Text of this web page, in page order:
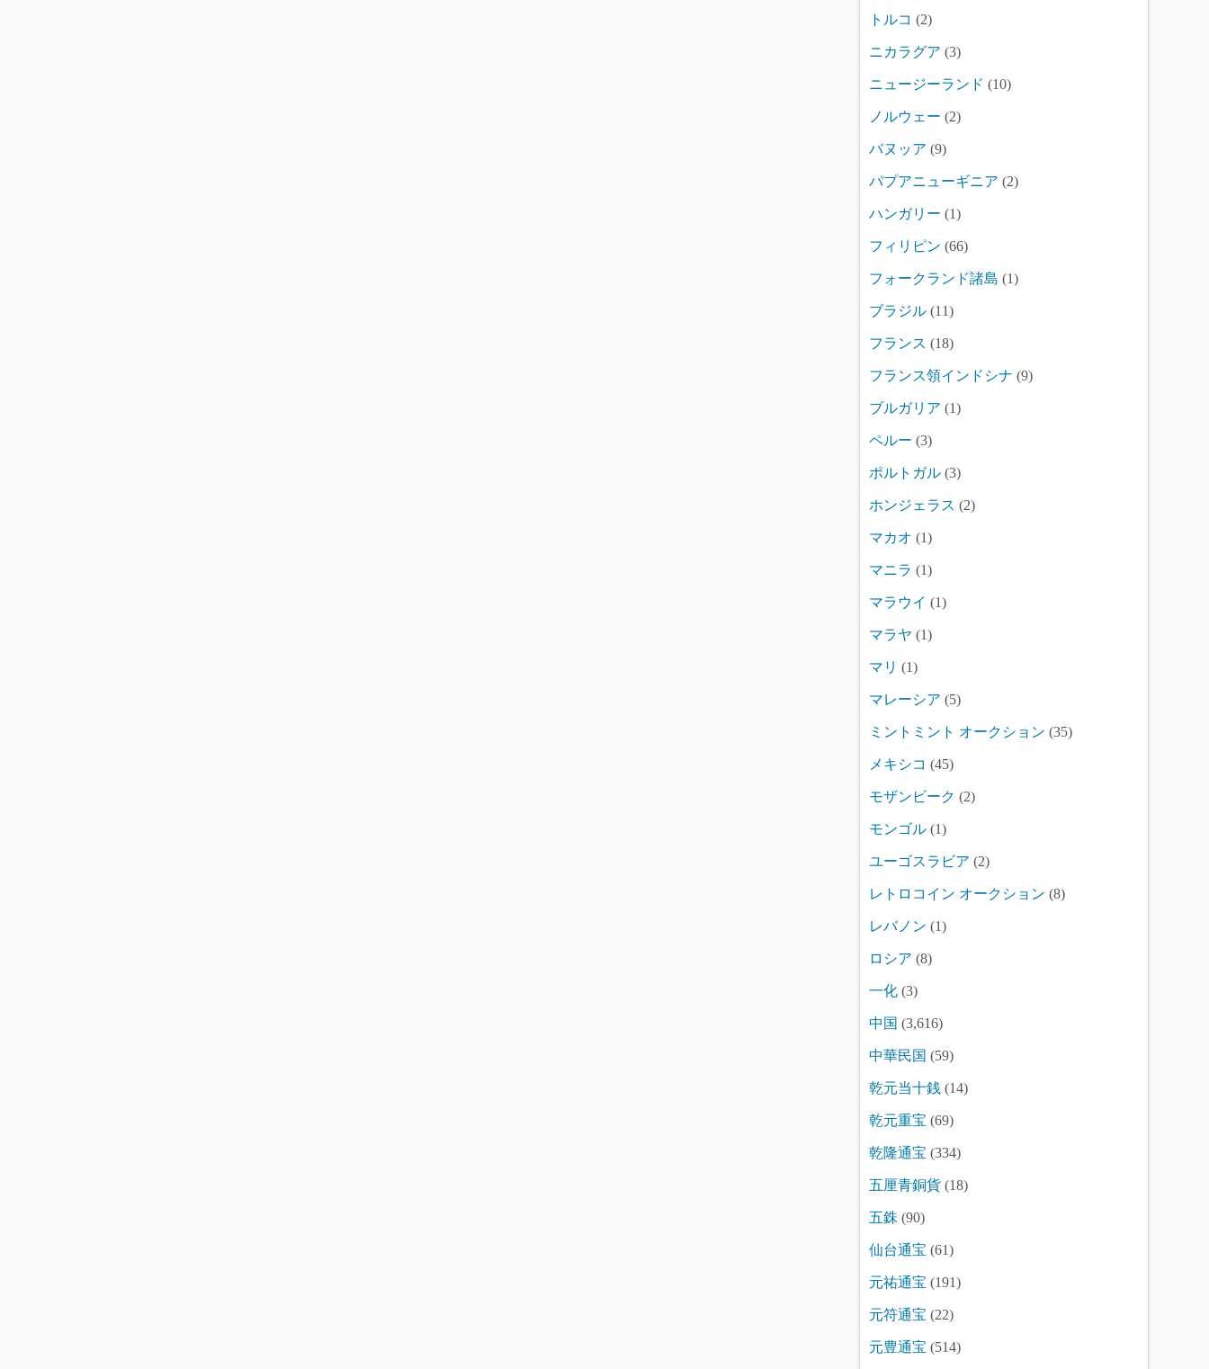
トルコ (2)
ニカラグア (3)
ニュージーランド (10)
ノルウェー (2)
バヌッア (9)
パプアニューギニア (2)
ハンガリー (1)
フィリピン (66)
フォークランド諸島 (1)
ブラジル (11)
フランス (18)
フランス領インドシナ (9)
ブルガリア (1)
ペルー (3)
ポルトガル (3)
ホンジェラス (2)
マカオ (1)
マニラ (1)
マラウイ (1)
マラヤ (1)
マリ (1)
マレーシア (5)
ミントミント オークション (35)
メキシコ (45)
モザンビーク (2)
モンゴル (1)
ユーゴスラビア (2)
レトロコイン オークション (8)
レバノン (1)
ロシア (8)
一化 (3)
中国 (3,616)
中華民国 (59)
乾元当十銭 (14)
乾元重宝 (69)
乾隆通宝 (334)
五厘青銅貨 (18)
五銖 (90)
仙台通宝 (61)
元祐通宝 (191)
元符通宝 (22)
元豊通宝 (514)